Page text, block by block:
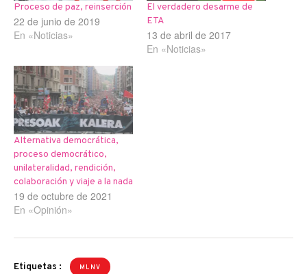
Proceso de paz, reinserción
22 de junio de 2019
En «Noticias»
El verdadero desarme de
ETA
13 de abril de 2017
En «Noticias»
Alternativa democrática,
proceso democrático,
unilateralidad, rendición,
colaboración y viaje a la nada
19 de octubre de 2021
En «Opinión»
Etiquetas : MLNV